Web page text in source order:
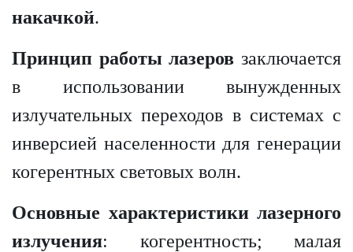
накачкой.
Принцип работы лазеров заключается
в использовании вынужденных
излучательных переходов в системах с
инверсией населенности для генерации
когерентных световых волн.
Основные характеристики лазерного
излучения: когерентность; малая